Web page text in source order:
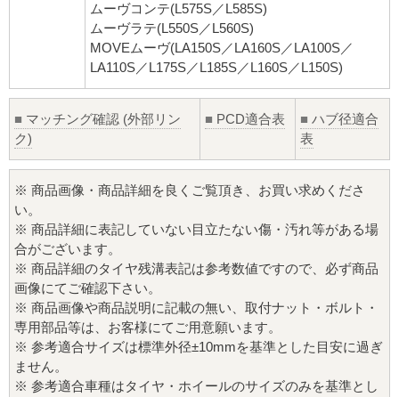
ムーヴコンテ(L575S／L585S)
ムーヴラテ(L550S／L560S)
MOVEムーヴ(LA150S／LA160S／LA100S／
LA110S／L175S／L185S／L160S／L150S)
■ マッチング確認 (外部リン
ク)
■ PCD適合表 ■ ハブ径適合
表
※ 商品画像・商品詳細を良くご覧頂き、お買い求めくださ
い。
※ 商品詳細に表記していない目立たない傷・汚れ等がある場
合がございます。
※ 商品詳細のタイヤ残溝表記は参考数値ですので、必ず商品
画像にてご確認下さい。
※ 商品画像や商品説明に記載の無い、取付ナット・ボルト・
専用部品等は、お客様にてご用意願います。
※ 参考適合サイズは標準外径±10mmを基準とした目安に過ぎ
ません。
※ 参考適合車種はタイヤ・ホイールのサイズのみを基準とし